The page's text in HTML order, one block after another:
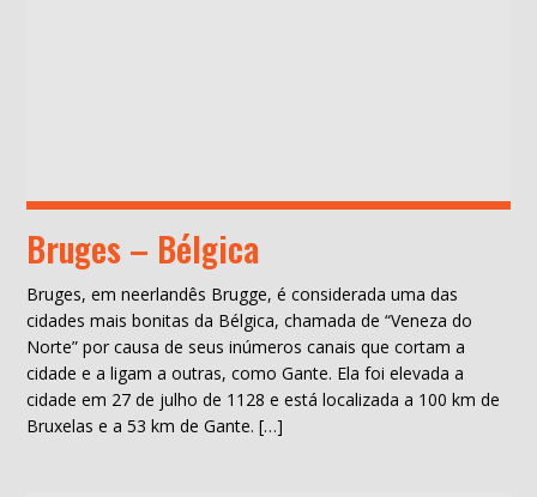
Bruges – Bélgica
Bruges, em neerlandês Brugge, é considerada uma das
cidades mais bonitas da Bélgica, chamada de “Veneza do
Norte” por causa de seus inúmeros canais que cortam a
cidade e a ligam a outras, como Gante. Ela foi elevada a
cidade em 27 de julho de 1128 e está localizada a 100 km de
Bruxelas e a 53 km de Gante. […]